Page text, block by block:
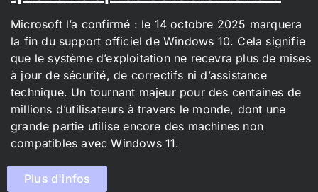
Microsoft l’a confirmé : le 14 octobre 2025 marquera
la fin du support officiel de Windows 10. Cela signifie
que le système d’exploitation ne recevra plus de mises
à jour de sécurité, de correctifs ni d’assistance
technique. Un tournant majeur pour des centaines de
millions d’utilisateurs à travers le monde, dont une
grande partie utilise encore des machines non
compatibles avec Windows 11.
Plus d'infos